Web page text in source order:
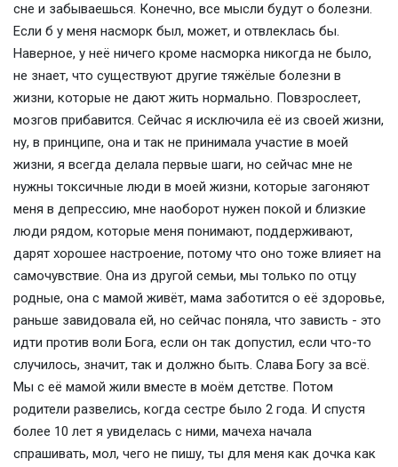
сне и забываешься. Конечно, все мысли будут о болезни.
Если б у меня насморк был, может, и отвлеклась бы.
Наверное, у неё ничего кроме насморка никогда не было,
не знает, что существуют другие тяжёлые болезни в
жизни, которые не дают жить нормально. Повзрослеет,
мозгов прибавится. Сейчас я исключила её из своей жизни,
ну, в принципе, она и так не принимала участие в моей
жизни, я всегда делала первые шаги, но сейчас мне не
нужны токсичные люди в моей жизни, которые загоняют
меня в депрессию, мне наоборот нужен покой и близкие
люди рядом, которые меня понимают, поддерживают,
дарят хорошее настроение, потому что оно тоже влияет на
самочувствие. Она из другой семьи, мы только по отцу
родные, она с мамой живёт, мама заботится о её здоровье,
раньше завидовала ей, но сейчас поняла, что зависть - это
идти против воли Бога, если он так допустил, если что-то
случилось, значит, так и должно быть. Слава Богу за всë.
Мы с её мамой жили вместе в моём детстве. Потом
родители развелись, когда сестре было 2 года. И спустя
более 10 лет я увиделась с ними, мачеха начала
спрашивать, мол, чего не пишу, ты для меня как дочка как